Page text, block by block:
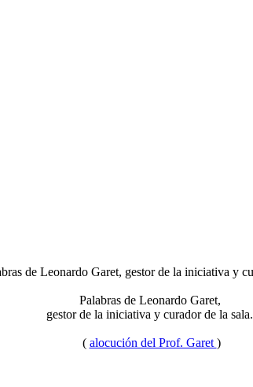
Palabras de Leonardo Garet,
gestor de la iniciativa y curador de la sala.
( alocución del Prof. Garet )